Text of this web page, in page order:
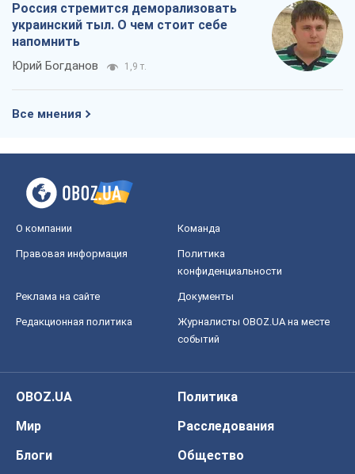
Россия стремится деморализовать
украинский тыл. О чем стоит себе
напомнить
Юрий Богданов 1,9 т.
Все мнения
О компании Команда
Правовая информация
Политика
конфиденциальности
Реклама на сайте Документы
Редакционная политика
Журналисты OBOZ.UA на месте
событий
OBOZ.UA
Политика
Мир
Расследования
Блоги
Общество